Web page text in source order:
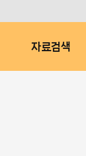
자료검색